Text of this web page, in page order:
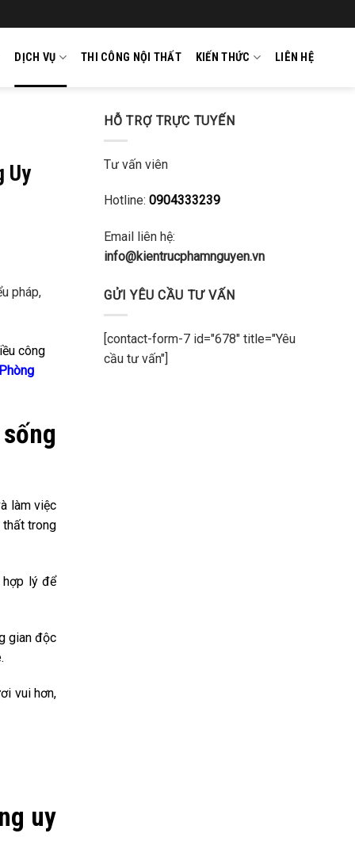
DỊCH VỤ THI CÔNG NỘI THẤT KIẾN THỨC LIÊN HỆ
Uy
pháp,
công
làm việc
thất trong
hợp lý để
gian độc
vui hơn,
uy
HỖ TRỢ TRỰC TUYẾN
Tư vấn viên
Hotline: 0904333239
Email liên hệ:
info@kientrucphamnguyen.vn
GỬI YÊU CẦU TƯ VẤN
[contact-form-7 id="678" title="Yêu
cầu tư vấn"]